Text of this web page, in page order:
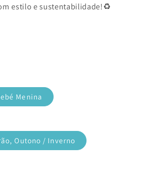
estilo e sustentabilidade!♻️
Menina
Outono / Inverno